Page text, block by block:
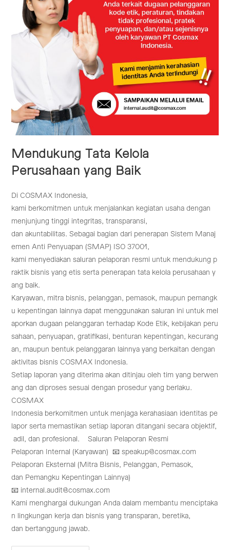
Mendukung Tata Kelola
Perusahaan yang Baik
Di COSMAX Indonesia,
kami berkomitmen untuk menjalankan kegiatan usaha dengan
menjunjung tinggi integritas, transparansi,
dan akuntabilitas. Sebagai bagian dari penerapan Sistem Manaj
emen Anti Penyuapan (SMAP) ISO 37001,
kami menyediakan saluran pelaporan resmi untuk mendukung p
raktik bisnis yang etis serta penerapan tata kelola perusahaan y
ang baik.
Karyawan, mitra bisnis, pelanggan, pemasok, maupun pemangk
u kepentingan lainnya dapat menggunakan saluran ini untuk mel
aporkan dugaan pelanggaran terhadap Kode Etik, kebijakan peru
sahaan, penyuapan, gratifikasi, benturan kepentingan, kecurang
an, maupun bentuk pelanggaran lainnya yang berkaitan dengan
aktivitas bisnis COSMAX Indonesia.
Setiap laporan yang diterima akan ditinjau oleh tim yang berwen
ang dan diproses sesuai dengan prosedur yang berlaku.
COSMAX
Indonesia berkomitmen untuk menjaga kerahasiaan identitas pe
lapor serta memastikan setiap laporan ditangani secara objektif,
adil, dan profesional. Saluran Pelaporan Resmi
Pelaporan Internal (Karyawan) 📧 speakup@cosmax.com
Pelaporan Eksternal (Mitra Bisnis, Pelanggan, Pemasok,
dan Pemangku Kepentingan Lainnya)
📧 internal.audit@cosmax.com
Kami menghargai dukungan Anda dalam membantu menciptaka
n lingkungan kerja dan bisnis yang transparan, beretika,
dan bertanggung jawab.